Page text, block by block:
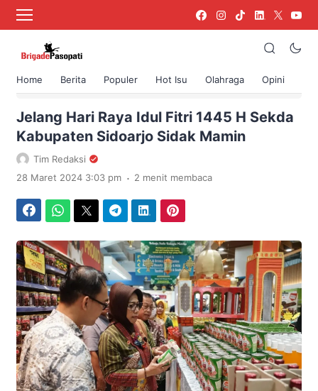
Home Berita Populer Hot Isu Olahraga Opini
›
Jelang Hari Raya Idul Fitri 1445 H Sekda
Kabupaten Sidoarjo Sidak Mamin
Tim Redaksi
28 Maret 2024 3:03 pm . 2 menit membaca